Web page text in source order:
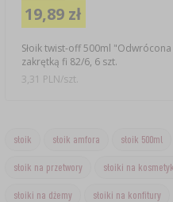
Słoik twist-off 500ml
zakrętką fi 82/6, 6 szt.
19,89 zł
3,31 PLN/szt.
słoik słoik amfora słoik 500ml
słoik na przetwory słoiki na
słoiki na dżemy słoiki na konfitury